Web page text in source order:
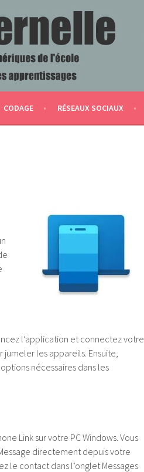
CODAGE RÉSEAUX SOCIAUX
l’application et connectez votre
jumeler les appareils. Ensuite,
nécessaires dans les
Link sur votre PC Windows. Vous
directement depuis votre
le contact dans l’onglet Messages